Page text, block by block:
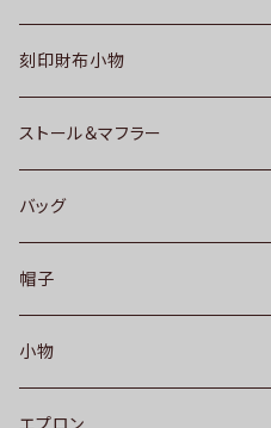
刻印財布小物
ストール＆マフラー
バッグ
帽子
小物
エプロン